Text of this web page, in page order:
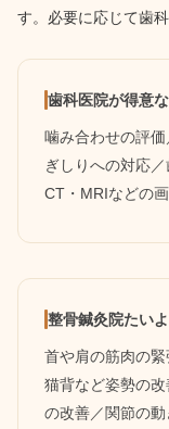
す。必要に応じて歯
歯科医院が得意
噛み合わせの評
ぎしりへの対応
CT・MRIなどの
整骨鍼灸院たい
首や肩の筋肉の
猫背など姿勢の
の改善／関節の